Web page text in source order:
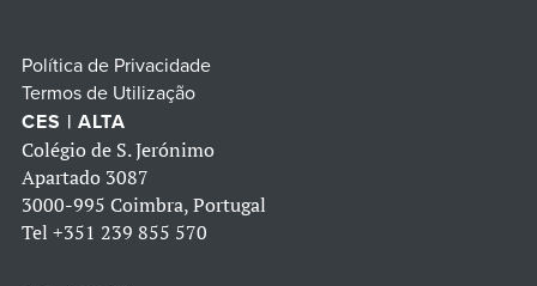
Política de Privacidade
Termos de Utilização
CES | ALTA
Colégio de S. Jerónimo
Apartado 3087
3000-995 Coimbra, Portugal
Tel +351 239 855 570